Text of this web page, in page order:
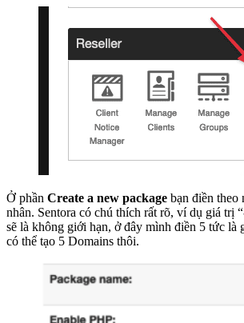
Ở phần Create a new package bạn điền theo
nhân. Sentora có chú thích rất rõ, ví dụ giá trị “
sẽ là không giới hạn, ở đây mình điền 5 tức là
có thể tạo 5 Domains thôi.